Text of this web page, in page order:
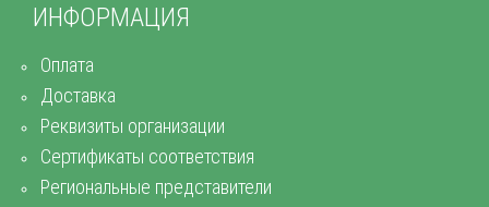
ИНФОРМАЦИЯ
Оплата
Доставка
Реквизиты организации
Сертификаты соответствия
Региональные представители